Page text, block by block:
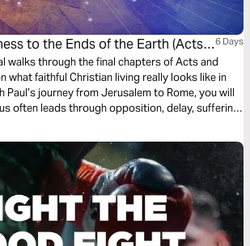
to the Ends of the Earth (Acts
6 Days
walks through the final chapters of Acts and
what faithful Christian living really looks like in
Paul’s journey from Jerusalem to Rome, you will
often leads through opposition, delay, suffering,
confronts us, forms us, and empowers us to
wherever God places us.